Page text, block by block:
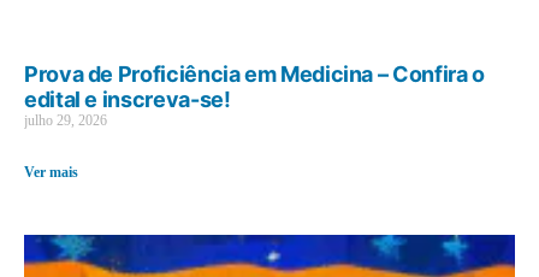
Prova de Proficiência em Medicina – Confira o
edital e inscreva-se!
julho 29, 2026
Ver mais